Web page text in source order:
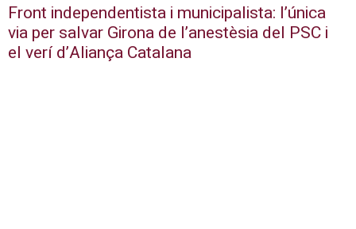
Front independentista i municipalista: l’única
via per salvar Girona de l’anestèsia del PSC i
el verí d’Aliança Catalana